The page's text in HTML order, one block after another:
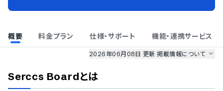
概要 料金プラン 仕様・サポート 機能・連携サービス
2026年06月08日 更新掲載情報について
のサービス情報は、
のサービスデータを参照しています。
Serccs Boardとは